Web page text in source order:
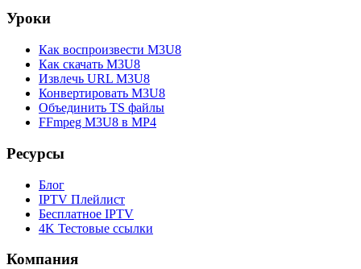
Уроки
Как воспроизвести M3U8
Как скачать M3U8
Извлечь URL M3U8
Конвертировать M3U8
Объединить TS файлы
FFmpeg M3U8 в MP4
Ресурсы
Блог
IPTV Плейлист
Бесплатное IPTV
4K Тестовые ссылки
Компания